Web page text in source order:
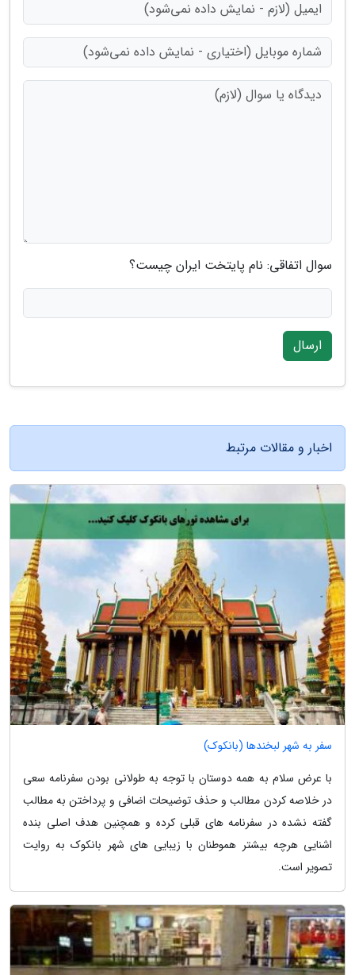
سوال اتفاقی: نام پایتخت ایران چیست؟
ارسال
اخبار و مقالات مرتبط
سفر به شهر لبخندها (بانکوک)
با عرض سلام به همه دوستان با توجه به طولانی بودن سفرنامه سعی
در خلاصه کردن مطالب و حذف توضیحات اضافی و پرداختن به مطالب
گفته نشده در سفرنامه های قبلی کرده و همچنین هدف اصلی بنده
اشنایی هرچه بیشتر هموطنان با زیبایی های شهر بانکوک به روایت
تصویر است.